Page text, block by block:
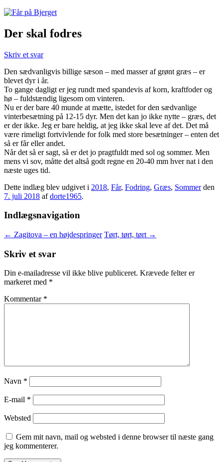
Der skal fodres
Skriv et svar
Den sædvanligvis billige sæson – med masser af grønt græs – er
blevet dyr i år.
To gange dagligt er jeg rundt med spandevis af korn, kraftfoder og
hø – fuldstændig ligesom om vinteren.
Nu er der bare 40 munde at mætte, istedet for den sædvanlige
vinterbesætning på 12-15 dyr. Men det kan jo ikke nytte – græs, det
er der ikke. Jeg er bare heldig, at jeg ikke skal leve af det. Det må
være rimeligt fortvivlende for folk med store besætninger – enten det
så er får eller andet.
Når det så er sagt, så er det jo pragtfuldt med sol og sommer. Men
mens vi sov, måtte det altså godt regne en 20-40 mm hver nat i den
næste uges tid.
Dette indlæg blev udgivet i 2018, Får, Fodring, Græs, Sommerden
7. juli 2018 afdorte1965.
Indlægsnavigation
← Zagitova – en højdespringer Tørt, tørt, tørt →
Skriv et svar
Din e-mailadresse vil ikke blive publiceret. Krævede felter er
markeret med *
Kommentar *
Navn *
E-mail *
Websted
Gem mit navn, mail og websted i denne browser til næste gang
jeg kommenterer.